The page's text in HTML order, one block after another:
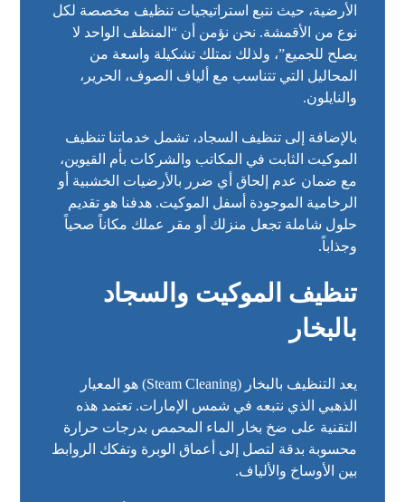
الأرضية، حيث نتبع استراتيجيات تنظيف مخصصة لكل
نوع من الأقمشة. نحن نؤمن أن “المنظف الواحد لا
يصلح للجميع”، ولذلك نمتلك تشكيلة واسعة من
المحاليل التي تتناسب مع ألياف الصوف، الحرير،
والنايلون.
بالإضافة إلى تنظيف السجاد، تشمل خدماتنا تنظيف
الموكيت الثابت في المكاتب والشركات بأم القيوين،
مع ضمان عدم إلحاق أي ضرر بالأرضيات الخشبية أو
الرخامية الموجودة أسفل الموكيت. هدفنا هو تقديم
حلول شاملة تجعل منزلك أو مقر عملك مكاناً صحياً
وجذاباً.
تنظيف الموكيت والسجاد
بالبخار
يعد التنظيف بالبخار (Steam Cleaning) هو المعيار
الذهبي الذي نتبعه في شمس الإمارات. تعتمد هذه
التقنية على ضخ بخار الماء المحمص بدرجات حرارة
محسوبة بدقة لتصل إلى أعماق الوبرة وتفكك الروابط
بين الأوساخ والألياف.